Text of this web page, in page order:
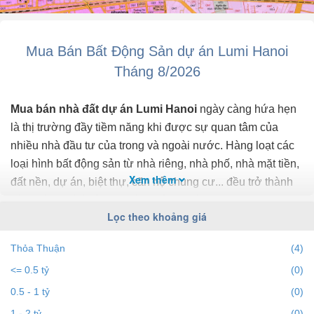
Mua Bán Bất Động Sản dự án Lumi Hanoi
Tháng 8/2026
Mua bán nhà đất dự án Lumi Hanoi ngày càng hứa hẹn
là thị trường đầy tiềm năng khi được sự quan tâm của
nhiều nhà đầu tư của trong và ngoài nước. Hàng loạt các
loại hình bất động sản từ nhà riêng, nhà phố, nhà mặt tiền,
đất nền, dự án, biệt thự, căn hộ chung cư... đều trở thành
Hanoi chính xác nhất, mới nhất hãy truy cập vào
bds68.com.vn để theo dõi
giá bất động sản dự án Lumi
Hanoi tháng 8/2026. Với bds68.com.vn bạn dễ dành lọc
theo địa điểm, giá, diện tích, dự án, đường phố, số phòng
Xem thêm
Lọc theo khoảng giá
Thỏa Thuận
(4)
<= 0.5 tỷ
(0)
0.5 - 1 tỷ
(0)